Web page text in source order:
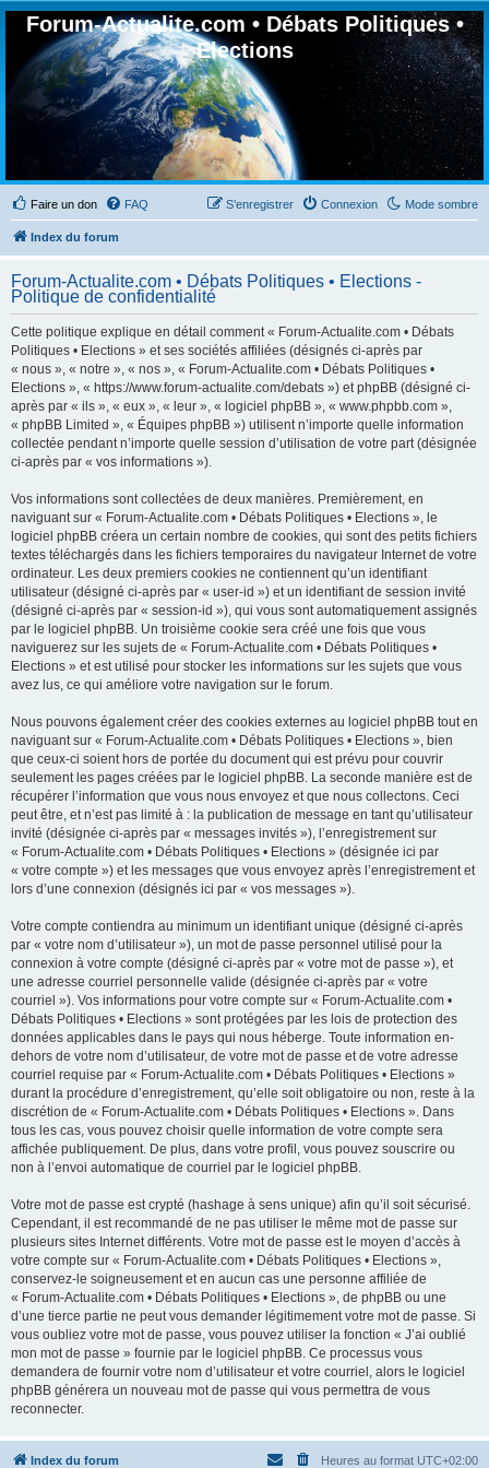
Forum-Actualite.com • Débats Politiques •
Elections
Faire un don Mode sombre
FAQ Connexion
S’enregistrer
Index du forum
Forum-Actualite.com • Débats Politiques • Elections -
Politique de confidentialité
Cette politique explique en détail comment « Forum-Actualite.com • Débats
Politiques • Elections » et ses sociétés affiliées (désignés ci-après par
« nous », « notre », « nos », « Forum-Actualite.com • Débats Politiques •
Elections », « https://www.forum-actualite.com/debats ») et phpBB (désigné ci-
après par « ils », « eux », « leur », « logiciel phpBB », « www.phpbb.com »,
« phpBB Limited », « Équipes phpBB ») utilisent n’importe quelle information
collectée pendant n’importe quelle session d’utilisation de votre part (désignée
ci-après par « vos informations »).
Vos informations sont collectées de deux manières. Premièrement, en
naviguant sur « Forum-Actualite.com • Débats Politiques • Elections », le
logiciel phpBB créera un certain nombre de cookies, qui sont des petits fichiers
textes téléchargés dans les fichiers temporaires du navigateur Internet de votre
ordinateur. Les deux premiers cookies ne contiennent qu’un identifiant
utilisateur (désigné ci-après par « user-id ») et un identifiant de session invité
(désigné ci-après par « session-id »), qui vous sont automatiquement assignés
par le logiciel phpBB. Un troisième cookie sera créé une fois que vous
naviguerez sur les sujets de « Forum-Actualite.com • Débats Politiques •
Elections » et est utilisé pour stocker les informations sur les sujets que vous
avez lus, ce qui améliore votre navigation sur le forum.
Nous pouvons également créer des cookies externes au logiciel phpBB tout en
naviguant sur « Forum-Actualite.com • Débats Politiques • Elections », bien
que ceux-ci soient hors de portée du document qui est prévu pour couvrir
seulement les pages créées par le logiciel phpBB. La seconde manière est de
récupérer l’information que vous nous envoyez et que nous collectons. Ceci
peut être, et n’est pas limité à : la publication de message en tant qu’utilisateur
invité (désignée ci-après par « messages invités »), l’enregistrement sur
« Forum-Actualite.com • Débats Politiques • Elections » (désignée ici par
« votre compte ») et les messages que vous envoyez après l’enregistrement et
lors d’une connexion (désignés ici par « vos messages »).
Votre compte contiendra au minimum un identifiant unique (désigné ci-après
par « votre nom d’utilisateur »), un mot de passe personnel utilisé pour la
connexion à votre compte (désigné ci-après par « votre mot de passe »), et
une adresse courriel personnelle valide (désignée ci-après par « votre
courriel »). Vos informations pour votre compte sur « Forum-Actualite.com •
Débats Politiques • Elections » sont protégées par les lois de protection des
données applicables dans le pays qui nous héberge. Toute information en-
dehors de votre nom d’utilisateur, de votre mot de passe et de votre adresse
courriel requise par « Forum-Actualite.com • Débats Politiques • Elections »
durant la procédure d’enregistrement, qu’elle soit obligatoire ou non, reste à la
discrétion de « Forum-Actualite.com • Débats Politiques • Elections ». Dans
tous les cas, vous pouvez choisir quelle information de votre compte sera
affichée publiquement. De plus, dans votre profil, vous pouvez souscrire ou
non à l’envoi automatique de courriel par le logiciel phpBB.
Votre mot de passe est crypté (hashage à sens unique) afin qu’il soit sécurisé.
Cependant, il est recommandé de ne pas utiliser le même mot de passe sur
plusieurs sites Internet différents. Votre mot de passe est le moyen d’accès à
votre compte sur « Forum-Actualite.com • Débats Politiques • Elections »,
conservez-le soigneusement et en aucun cas une personne affiliée de
« Forum-Actualite.com • Débats Politiques • Elections », de phpBB ou une
d’une tierce partie ne peut vous demander légitimement votre mot de passe. Si
vous oubliez votre mot de passe, vous pouvez utiliser la fonction « J’ai oublié
mon mot de passe » fournie par le logiciel phpBB. Ce processus vous
demandera de fournir votre nom d’utilisateur et votre courriel, alors le logiciel
phpBB générera un nouveau mot de passe qui vous permettra de vous
reconnecter.
Index du forum Heures au format UTC+02:00